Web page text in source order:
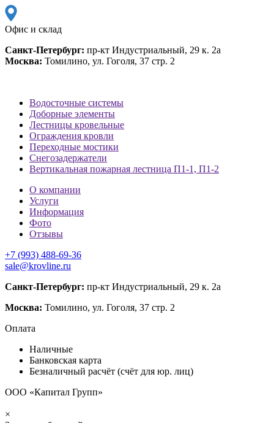
Офис и склад
Санкт-Петербург: пр-кт Индустриальный, 29 к. 2а
Москва: Томилино, ул. Гоголя, 37 стр. 2
Водосточные системы
Доборные элементы
Лестницы кровельные
Ограждения кровли
Переходные мостики
Снегозадержатели
Вертикальная пожарная лестница П1-1, П1-2
О компании
Услуги
Информация
Фото
Отзывы
+7 (993) 488-69-36
sale@krovline.ru
Санкт-Петербург: пр-кт Индустриальный, 29 к. 2а
Москва: Томилино, ул. Гоголя, 37 стр. 2
Оплата
Наличные
Банковская карта
Безналичный расчёт (счёт для юр. лиц)
ООО «Капитал Групп»
×